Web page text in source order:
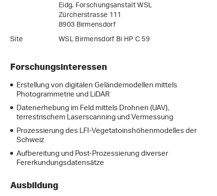
Eidg. Forschungsanstalt WSL
Zürcherstrasse 111
8903 Birmensdorf
Site
WSL Birmensdorf Bi HP C 59
Forschungsinteressen
Erstellung von digitalen Geländemodellen mittels
Photogrammetrie und LiDAR
Datenerhebung im Feld mittels Drohnen (UAV),
terrestrischem Laserscanning und Vermessung
Prozessierung des LFI-Vegetatoinshöhenmodelles der
Schweiz
Aufbereitung und Post-Prozessierung diverser
Fererkundungsdatensätze
Ausbildung